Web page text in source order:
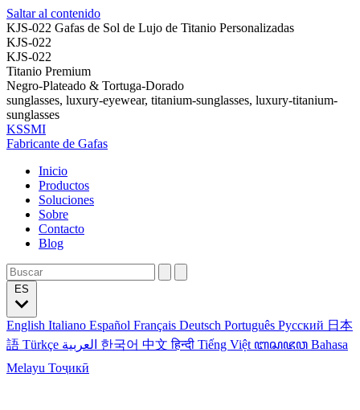
Saltar al contenido
KJS-022 Gafas de Sol de Lujo de Titanio Personalizadas
KJS-022
KJS-022
Titanio Premium
Negro-Plateado & Tortuga-Dorado
sunglasses, luxury-eyewear, titanium-sunglasses, luxury-titanium-
sunglasses
KSSMI
Fabricante de Gafas
Inicio
Productos
Soluciones
Sobre
Contacto
Blog
English Italiano Español Français Deutsch Português Русский 日本
語 Türkçe 한국어 中文हिन्दी Tiếng Việt ꦧꦱꦗꦮ Bahasa
Melayu Тоҷикӣ